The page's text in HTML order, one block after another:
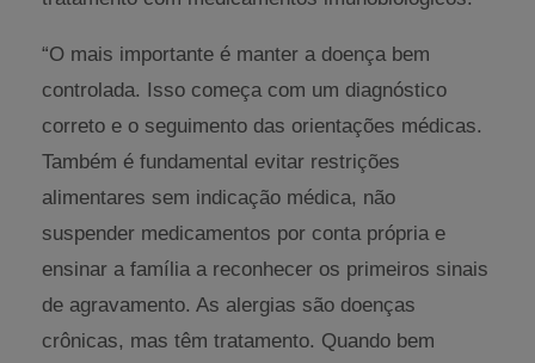
“O mais importante é manter a doença bem
controlada. Isso começa com um diagnóstico
correto e o seguimento das orientações médicas.
Também é fundamental evitar restrições
alimentares sem indicação médica, não
suspender medicamentos por conta própria e
ensinar a família a reconhecer os primeiros sinais
de agravamento. As alergias são doenças
crônicas, mas têm tratamento. Quando bem